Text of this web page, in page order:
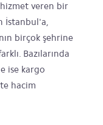
hizmet veren bir
İstanbul'a,
birçok şehrine
Bazılarında
ise kargo
hacim